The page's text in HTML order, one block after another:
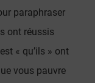
paraphraser
ont réussis
« qu’ils » ont
vous pauvre